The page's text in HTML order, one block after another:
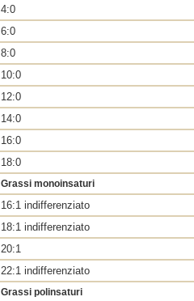
4:0
6:0
8:0
10:0
12:0
14:0
16:0
18:0
Grassi monoinsaturi
16:1 indifferenziato
18:1 indifferenziato
20:1
22:1 indifferenziato
Grassi polinsaturi